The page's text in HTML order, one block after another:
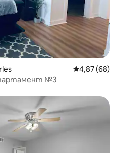
Средна
4,87 (68)
№3